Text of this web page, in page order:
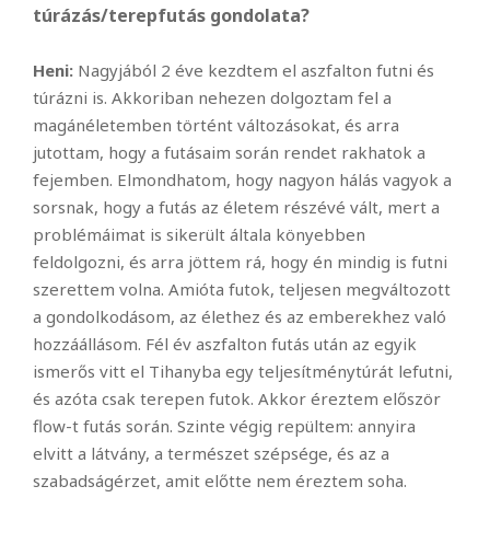
túrázás/terepfutás gondolata?
Heni: Nagyjából 2 éve kezdtem el aszfalton futni és
túrázni is. Akkoriban nehezen dolgoztam fel a
magánéletemben történt változásokat, és arra
jutottam, hogy a futásaim során rendet rakhatok a
fejemben. Elmondhatom, hogy nagyon hálás vagyok a
sorsnak, hogy a futás az életem részévé vált, mert a
problémáimat is sikerült általa könyebben
feldolgozni, és arra jöttem rá, hogy én mindig is futni
szerettem volna. Amióta futok, teljesen megváltozott
a gondolkodásom, az élethez és az emberekhez való
hozzáállásom. Fél év aszfalton futás után az egyik
ismerős vitt el Tihanyba egy teljesítménytúrát lefutni,
és azóta csak terepen futok. Akkor éreztem először
flow-t futás során. Szinte végig repültem: annyira
elvitt a látvány, a természet szépsége, és az a
szabadságérzet, amit előtte nem éreztem soha.